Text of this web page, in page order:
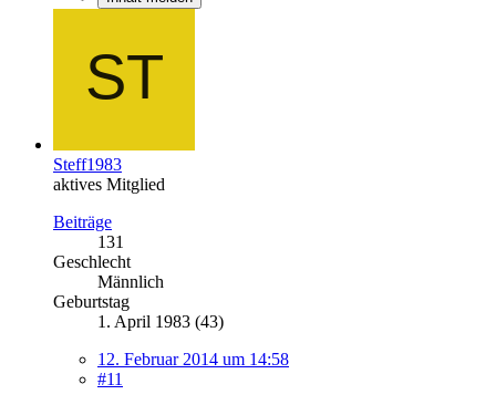
Steff1983
aktives Mitglied
Beiträge
131
Geschlecht
Männlich
Geburtstag
1. April 1983 (43)
12. Februar 2014 um 14:58
#11